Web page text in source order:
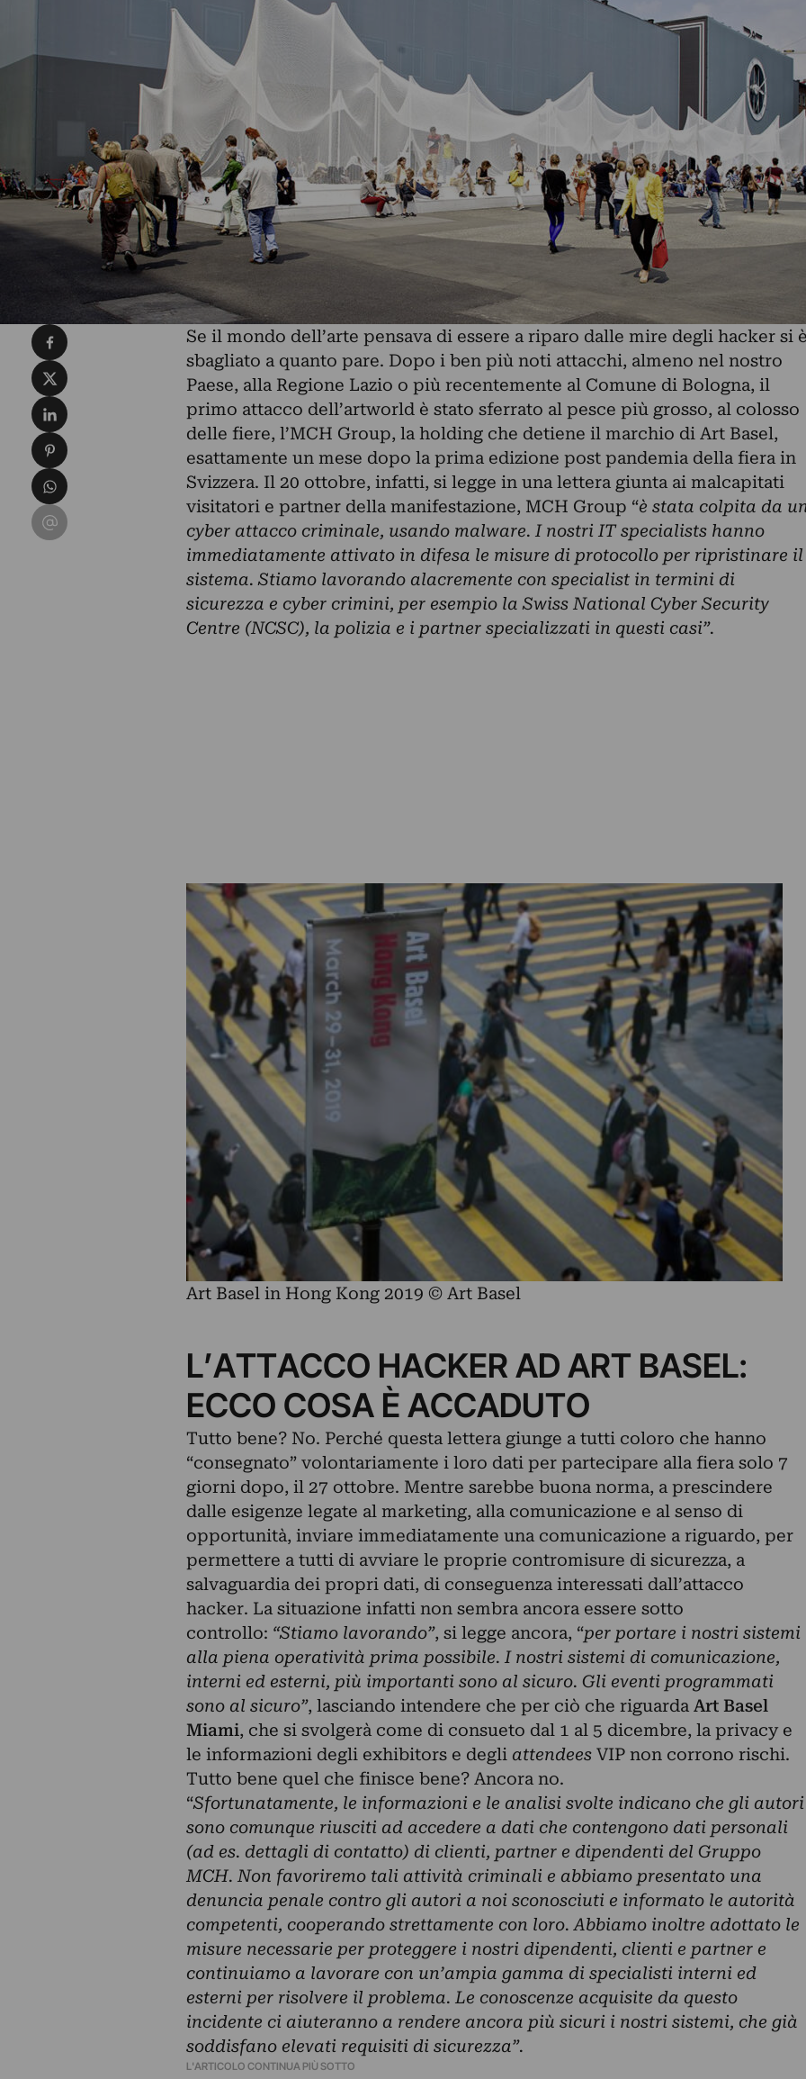
Se il mondo dell’arte pensava di essere a riparo dalle mire degli hacker si
sbagliato a quanto pare. Dopo i ben più noti attacchi, almeno nel nostro
Paese, alla Regione Lazio o più recentemente al Comune di Bologna, il
primo attacco dell’artworld è stato sferrato al pesce più grosso, al colosso
delle fiere, l’MCH Group, la holding che detiene il marchio di Art Basel,
esattamente un mese dopo la prima edizione post pandemia della fiera in
Svizzera. Il 20 ottobre, infatti, si legge in una lettera giunta ai malcapitati
visitatori e partner della manifestazione, MCH Group “è stata colpita da
cyber attacco criminale, usando malware. I nostri IT specialists hanno
immediatamente attivato in difesa le misure di protocollo per ripristinare il
sistema. Stiamo lavorando alacremente con specialist in termini di
sicurezza e cyber crimini, per esempio la Swiss National Cyber Security
Centre (NCSC), la polizia e i partner specializzati in questi casi”.
Art Basel in Hong Kong 2019 © Art Basel
L’ATTACCO HACKER AD ART BASEL:
ECCO COSA È ACCADUTO
Tutto bene? No. Perché questa lettera giunge a tutti coloro che hanno
“consegnato” volontariamente i loro dati per partecipare alla fiera solo 7
giorni dopo, il 27 ottobre. Mentre sarebbe buona norma, a prescindere
dalle esigenze legate al marketing, alla comunicazione e al senso di
opportunità, inviare immediatamente una comunicazione a riguardo, per
permettere a tutti di avviare le proprie contromisure di sicurezza, a
salvaguardia dei propri dati, di conseguenza interessati dall’attacco
hacker. La situazione infatti non sembra ancora essere sotto
controllo: “Stiamo lavorando”, si legge ancora, “per portare i nostri sistemi
alla piena operatività prima possibile. I nostri sistemi di comunicazione,
interni ed esterni, più importanti sono al sicuro. Gli eventi programmati
sono al sicuro”, lasciando intendere che per ciò che riguarda Art Basel
Miami, che si svolgerà come di consueto dal 1 al 5 dicembre, la privacy e
le informazioni degli exhibitors e degli attendees VIP non corrono rischi.
Tutto bene quel che finisce bene? Ancora no.
“Sfortunatamente, le informazioni e le analisi svolte indicano che gli autori
sono comunque riusciti ad accedere a dati che contengono dati personali
(ad es. dettagli di contatto) di clienti, partner e dipendenti del Gruppo
MCH. Non favoriremo tali attività criminali e abbiamo presentato una
denuncia penale contro gli autori a noi sconosciuti e informato le autorità
competenti, cooperando strettamente con loro. Abbiamo inoltre adottato le
misure necessarie per proteggere i nostri dipendenti, clienti e partner e
continuiamo a lavorare con un’ampia gamma di specialisti interni ed
esterni per risolvere il problema. Le conoscenze acquisite da questo
incidente ci aiuteranno a rendere ancora più sicuri i nostri sistemi, che già
soddisfano elevati requisiti di sicurezza”.
L'ARTICOLO CONTINUA PIÙ SOTTO
Condividi su Facebook
Condividi su X
Condividi su LinkedIn
Condividi su Pinterest
Condividi su WhatsApp
Condividi su Email